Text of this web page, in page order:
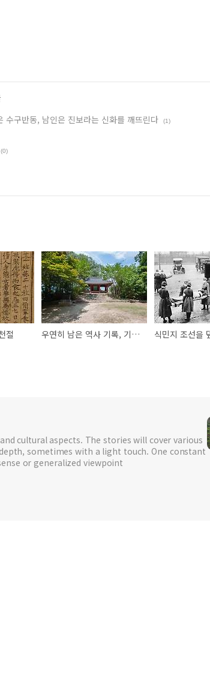
수구반동, 남인은 진보라는 신화를 깨뜨린다
(1)
(0)
절 우연히 남은 역사 기록, 기대승의 면앙정기 두 편
cultural aspects. The stories will cover various
sometimes with a light touch. One constant
or generalized viewpoint